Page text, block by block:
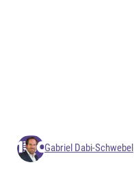
Gabriel Dabi-Schwebel